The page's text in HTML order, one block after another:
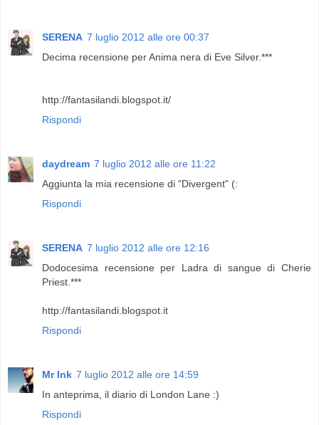
SERENA 7 luglio 2012 alle ore 00:37
Decima recensione per Anima nera di Eve Silver.***
http://fantasilandi.blogspot.it/
Rispondi
daydream 7 luglio 2012 alle ore 11:22
Aggiunta la mia recensione di "Divergent" (:
Rispondi
SERENA 7 luglio 2012 alle ore 12:16
Dodocesima recensione per Ladra di sangue di Cherie
Priest.***
http://fantasilandi.blogspot.it
Rispondi
Mr Ink 7 luglio 2012 alle ore 14:59
In anteprima, il diario di London Lane :)
Rispondi